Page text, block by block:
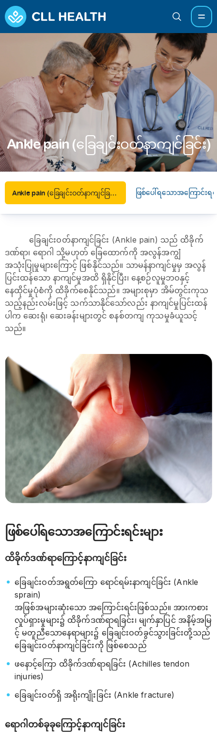
Ankle pain (ခြေချင်းဝတ်နာကျင်ခြင်း)
Ankle pain (ခြေချင်းဝတ်နာကျင်ခြင်း) ဖြစ်ပေါ်ရသောအကြောင်းရင်း
ခြေချင်းဝတ်နာကျင်ခြင်း (Ankle pain) သည် ထိခိုက်
ဒဏ်ရာ၊ ရောဂါ သို့မဟုတ် ခြေထောက်ကို အလွန်အကျွံ
အသုံးပြုမှုများကြောင့် ဖြစ်နိုင်သည်။ သာမန်နာကျင်မှုမှ အလွန်
ပြင်းထန်သော နာကျင်မှုအထိ ရှိနိုင်ပြီး၊ နေ့စဉ်လူမှုဘဝနှင့်
နေထိုင်မှုပုံစံကို ထိခိုက်စေနိုင်သည်။ အများစုမှာ အိမ်တွင်းကုသ
သည့်နည်းလမ်းဖြင့် သက်သာနိုင်သော်လည်း နာကျင်မှုပြင်းထန်
ပါက ဆေးရုံ၊ ဆေးခန်းများတွင် စနစ်တကျ ကုသမှုခံယူသင့်
သည်။
ဖြစ်ပေါ်ရသောအကြောင်းရင်းများ
ထိခိုက်ဒဏ်ရာကြောင့်နာကျင်ခြင်း
ခြေချင်းဝတ်အရွတ်ကြော ရောင်ရမ်းနာကျင်ခြင်း (Ankle
sprain)
အဖြစ်အများဆုံးသော အကြောင်းရင်းဖြစ်သည်။ အားကစား
လှုပ်ရှားမှုများ၌ ထိခိုက်ဒဏ်ရာရခြင်း၊ မျက်နှာပြင် အနိမ့်အမြ
င့် မတူညီသောနေရာများ၌ ခြေချင်းဝတ်ခွင်သွားခြင်းတို့သည်
ခြေချင်းဝတ်နာကျင်ခြင်းကို ဖြစ်စေသည်
ဖနောင့်ကြော ထိခိုက်ဒဏ်ရာရခြင်း (Achilles tendon
injuries)
ခြေချင်းဝတ်ရှိ အရိုးကျိုးခြင်း (Ankle fracture)
ရောဂါတစ်ခုခုကြောင့်နာကျင်ခြင်း